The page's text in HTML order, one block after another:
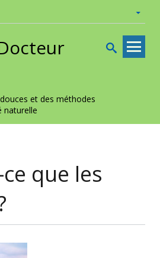
et des méthodes
naturelle
Skip to
content
ce que les